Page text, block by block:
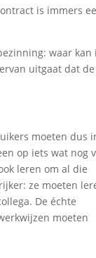
is immers
waar kan
uitgaat dat de
moeten dus
op iets wat nog
leren om al die
ze moeten
De échte
moeten